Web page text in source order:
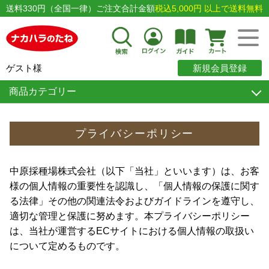
送料330円（全国一律）ご注文合計金額税込5,000円 以上で送料無料
ゲスト様 新規会員登録
商品カテゴリー
プライバシーポリシー
中原採種場株式会社（以下「当社」といいます）は、お客
様の個人情報の重要性を認識し、「個人情報の保護に関す
る法律」その他の関連法令およびガイドラインを遵守し、
適切な管理と保護に努めます。本プライバシーポリシー
は、当社が運営するECサイトにおける個人情報の取扱い
について定めるものです。